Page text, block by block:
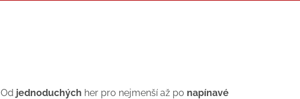
Od jednoduchých her pro nejmenší až po napínavé